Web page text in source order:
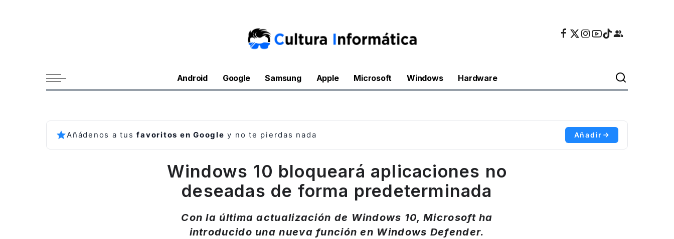
Android Google Samsung Apple Microsoft Windows Hardware
Añádenos a tusfavoritos en Google y no te pierdas nada Añadir
Windows 10 bloqueará aplicaciones no
deseadas de forma predeterminada
Con la última actualización de Windows 10, Microsoft ha
introducido una nueva función en Windows Defender.